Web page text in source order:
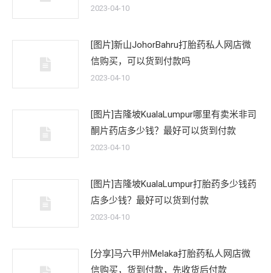
2023-04-10
[图片]新山JohorBahru打胎药私人网店微
信购买，可以货到付款吗
2023-04-10
[图片]吉隆坡KualaLumpur哪里有卖米非司
酮片药店多少钱？最好可以货到付款
2023-04-10
[图片]吉隆坡KualaLumpur打胎药多少钱药
店多少钱？最好可以货到付款
2023-04-10
[分享]马六甲州Melaka打胎药私人网店微
信购买，货到付款，先收货后付款